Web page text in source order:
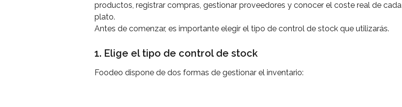
productos, registrar compras, gestionar proveedores y conocer el coste real de cada
plato.
Antes de comenzar, es importante elegir el tipo de control de stock que utilizarás.
1. Elige el tipo de control de stock
Foodeo dispone de dos formas de gestionar el inventario: